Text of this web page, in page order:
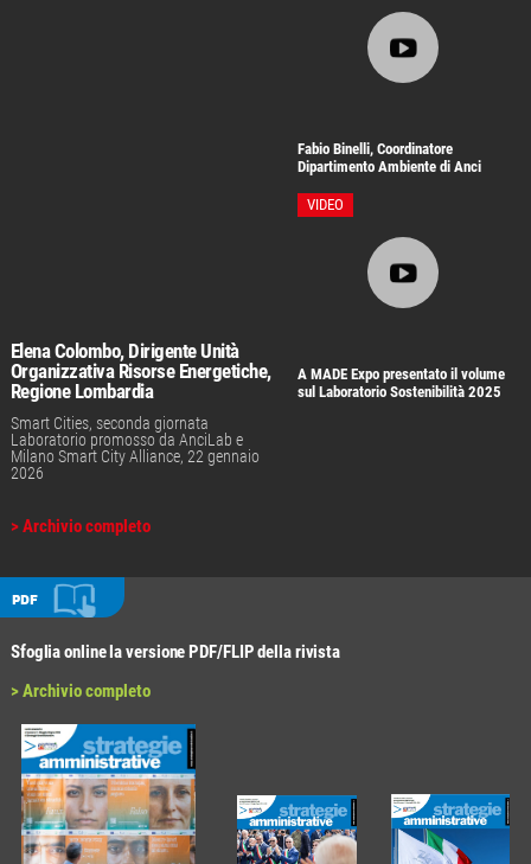
Elena Colombo, Dirigente Unità
Organizzativa Risorse Energetiche,
Regione Lombardia
Smart Cities, seconda giornata
Laboratorio promosso da AnciLab e
Milano Smart City Alliance, 22 gennaio
2026
Fabio Binelli, Coordinatore
Dipartimento Ambiente di Anci
VIDEO
A MADE Expo presentato il volume
sul Laboratorio Sostenibilità 2025
> Archivio completo
PDF
Sfoglia online la versione PDF/FLIP della rivista
> Archivio completo